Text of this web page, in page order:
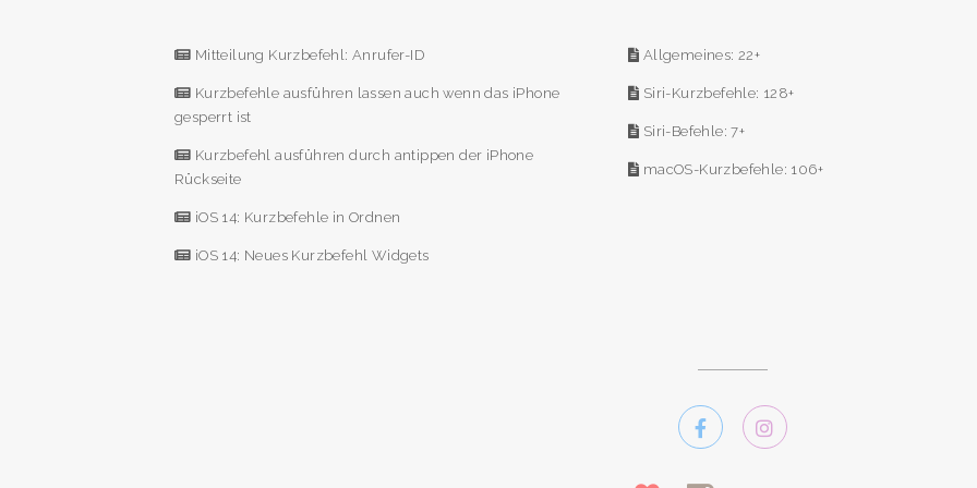
Mitteilung Kurzbefehl: Anrufer-ID
Kurzbefehle ausführen lassen auch wenn das iPhone
gesperrt ist
Kurzbefehl ausführen durch antippen der iPhone
Rückseite
iOS 14: Kurzbefehle in Ordnen
iOS 14: Neues Kurzbefehl Widgets
Allgemeines: 22+
Siri-Kurzbefehle: 128+
Siri-Befehle: 7+
macOS-Kurzbefehle: 106+